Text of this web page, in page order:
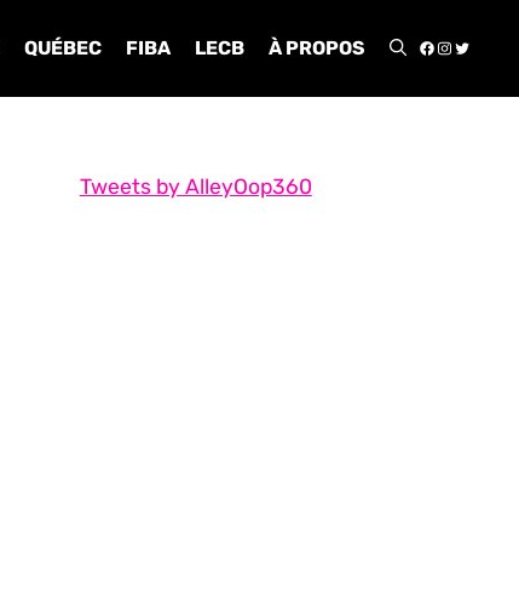
QUÉBEC FIBA LECB À PROPOS
Tweets by AlleyOop360